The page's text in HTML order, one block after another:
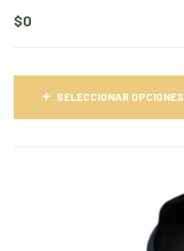
$0
SELECCIONAR OPCIONES